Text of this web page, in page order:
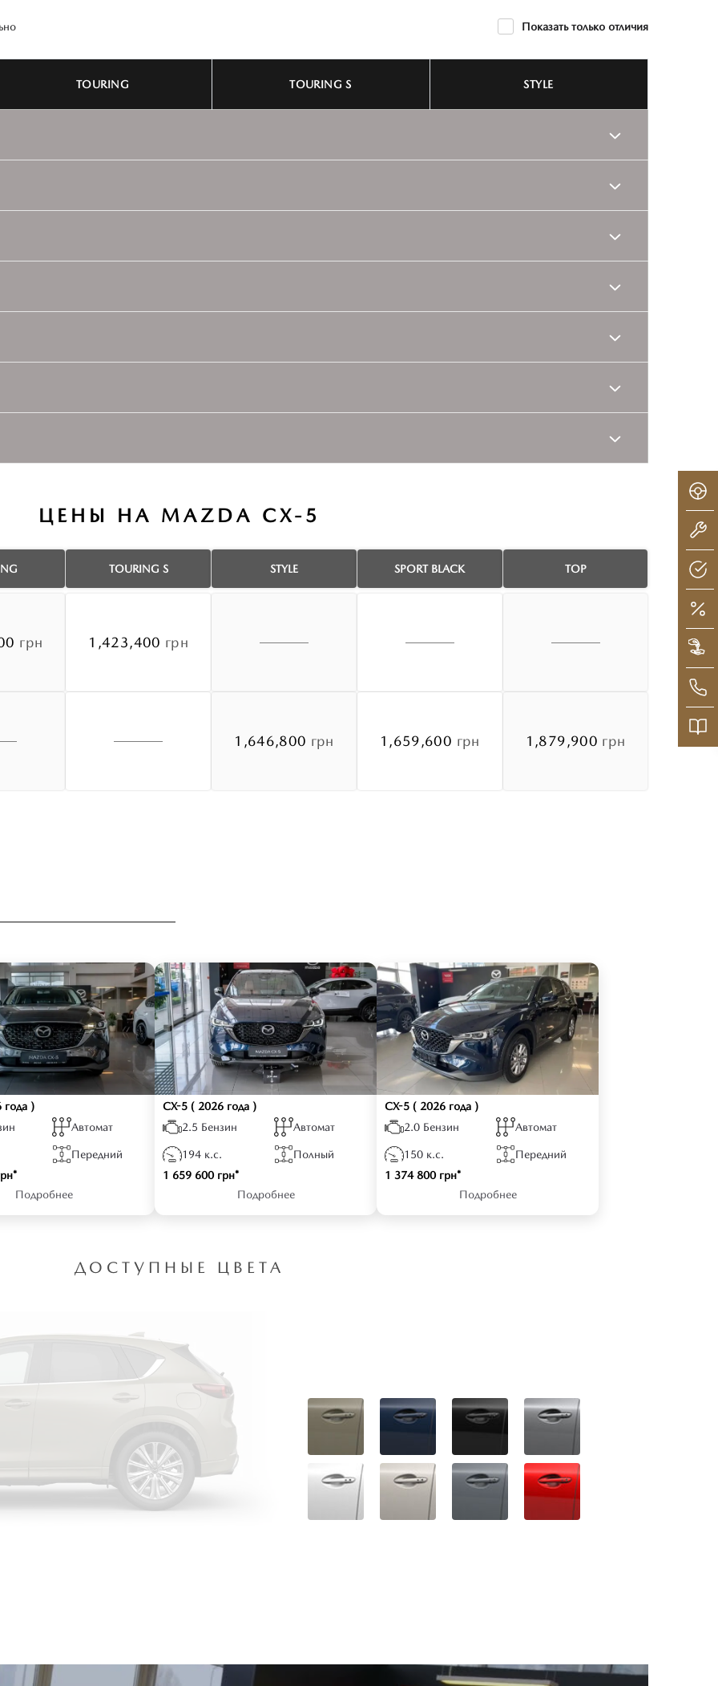
Показать только отличия
TOURING TOURING S STYLE
ЦЕНЫ НА MAZDA CX-5
TOURING S STYLE SPORT BLACK TOP
грн 1,423,400 грн
1,646,800 грн 1,659,600 грн 1,879,900 грн
года )
Автомат
Передний
Подробнее
CX-5 ( 2026 года )
2.5 Бензин
Автомат
194 к.с.
Полный
1 659 600 грн*
Подробнее
CX-5 ( 2026 года )
2.0 Бензин
Автомат
150 к.с.
Передний
1 374 800 грн*
Подробнее
ДОСТУПНЫЕ ЦВЕТА